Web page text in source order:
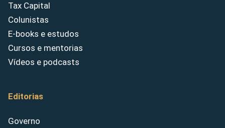
Tax Capital
Colunistas
E-books e estudos
Cursos e mentorias
Vídeos e podcasts
Editorias
Governo